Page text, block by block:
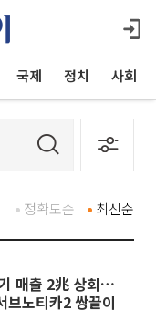
국제 정치 사회
최신순
정확도순
매출 2兆 상회…
브노티카2 쌍끌이